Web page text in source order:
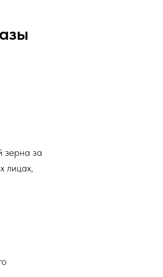
зерна за
лицах,